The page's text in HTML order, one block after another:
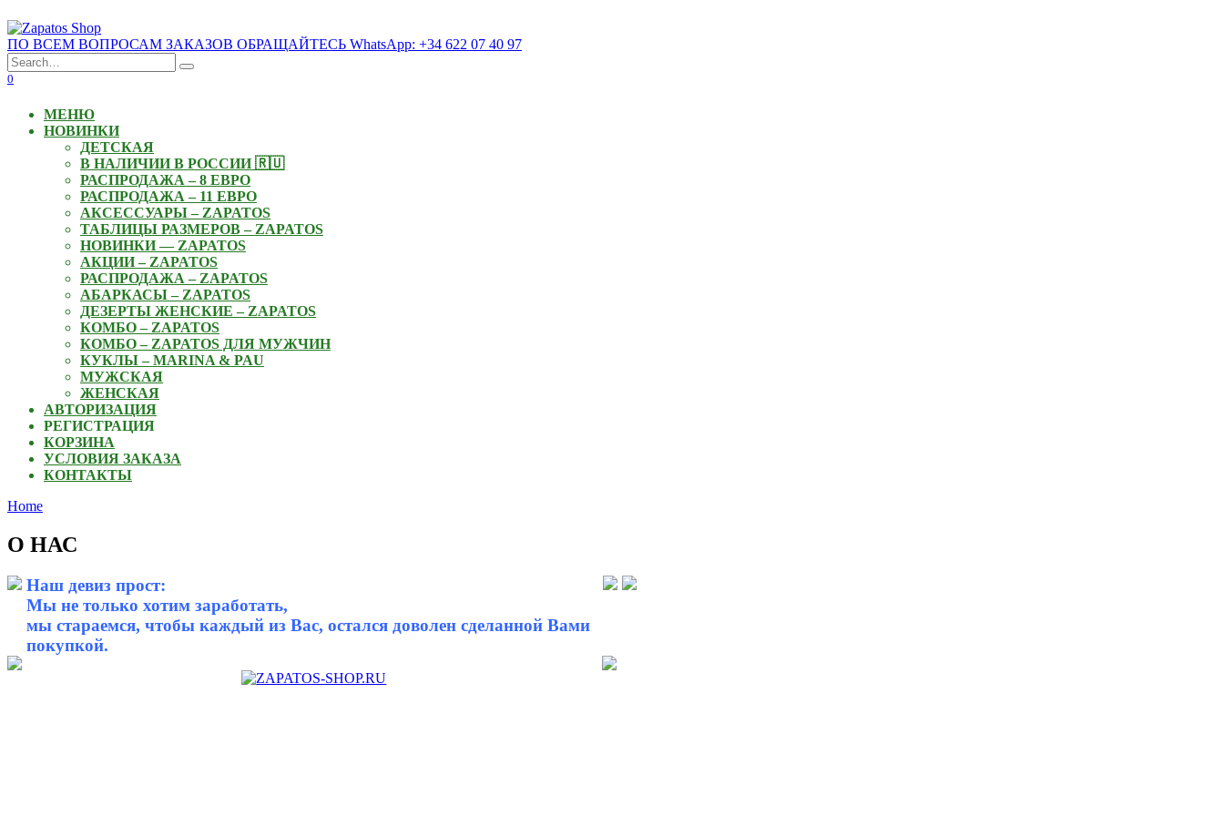
to
content
ПО ВСЕМ ВОПРОСАМ ЗАКАЗОВ ОБРАЩАЙТЕСЬ WhatsApp: +34 622 07 40 97
Search
for:
0
МЕНЮ
НОВИНКИ
ДЕТСКАЯ
В НАЛИЧИИ В РОССИИ 🇷🇺
РАСПРОДАЖА – 8 ЕВРО
РАСПРОДАЖА – 11 ЕВРО
АКСЕССУАРЫ – ZAPATOS
ТАБЛИЦЫ РАЗМЕРОВ – ZAPATOS
НОВИНКИ — ZAPATOS
АКЦИИ – ZAPATOS
РАСПРОДАЖА – ZAPATOS
АБАРКАСЫ – ZAPATOS
ДЕЗЕРТЫ ЖЕНСКИЕ – ZAPATOS
КОМБО – ZAPATOS
КОМБО – ZAPATOS ДЛЯ МУЖЧИН
КУКЛЫ – MARINA & PAU
МУЖСКАЯ
ЖЕНСКАЯ
АВТОРИЗАЦИЯ
РЕГИСТРАЦИЯ
КОРЗИНА
УСЛОВИЯ ЗАКАЗА
КОНТАКТЫ
Home
О НАС
Наш девиз прост:
Мы не только хотим заработать,
мы стараемся, чтобы каждый из Вас, остался доволен сделанной Вами
покупкой.